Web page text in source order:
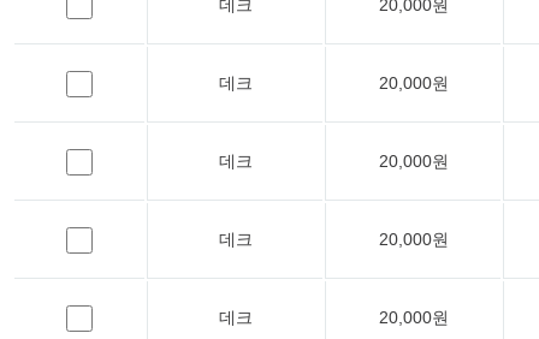
데크 20,000원
데크 20,000원
데크 20,000원
데크 20,000원
데크 20,000원